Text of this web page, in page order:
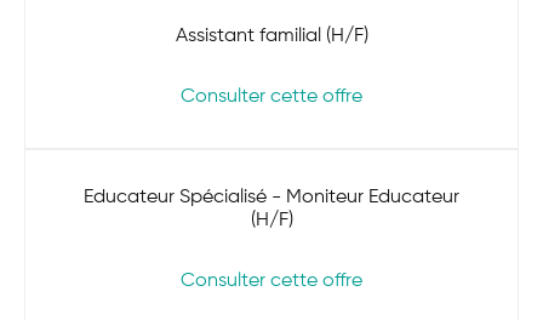
Assistant familial (H/F)
Consulter cette offre
Educateur Spécialisé - Moniteur Educateur
(H/F)
Consulter cette offre